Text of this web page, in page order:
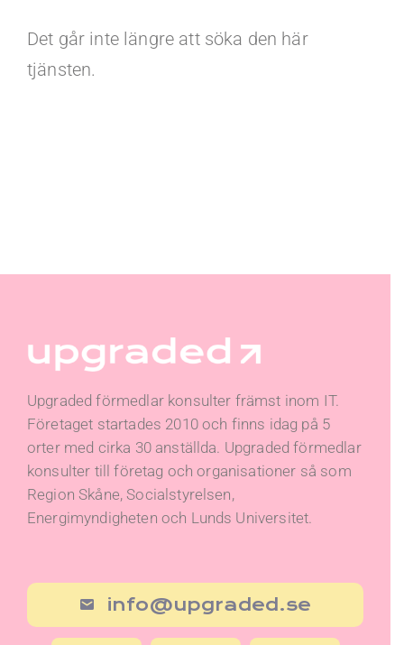
Det går inte längre att söka den här
tjänsten.
Upgraded förmedlar konsulter främst inom IT.
Företaget startades 2010 och finns idag på 5
orter med cirka 30 anställda. Upgraded förmedlar
konsulter till företag och organisationer så som
Region Skåne, Socialstyrelsen,
Energimyndigheten och Lunds Universitet.
info@upgraded.se